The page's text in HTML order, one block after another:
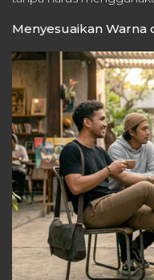
Menyesuaikan Warna